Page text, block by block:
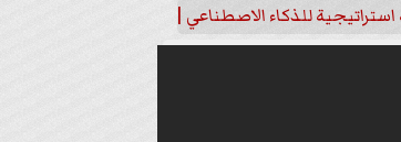
استراتيجية للذكاء الاصطناعي | فيديو